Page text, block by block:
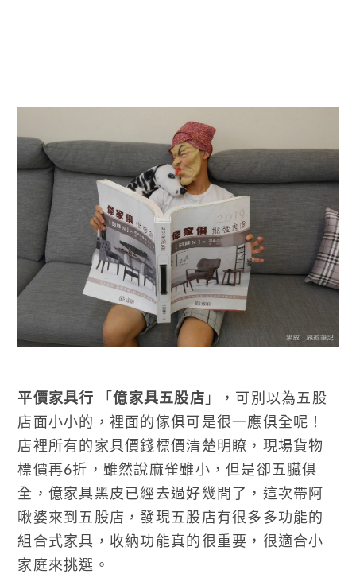
平價家具行 「億家具五股店 」，可別以為五股
店面小小的，裡面的傢俱可是很一應俱全呢！
店裡所有的家具價錢標價清楚明瞭，現場貨物
標價再6折，雖然說麻雀雖小，但是卻五臟俱
全，億家具黑皮已經去過好幾間了，這次帶阿
啾婆來到五股店，發現五股店有很多多功能的
組合式家具，收納功能真的很重要，很適合小
家庭來挑選。